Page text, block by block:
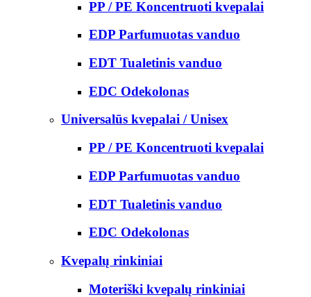
PP / PE Koncentruoti kvepalai
EDP Parfumuotas vanduo
EDT Tualetinis vanduo
EDC Odekolonas
Universalūs kvepalai / Unisex
PP / PE Koncentruoti kvepalai
EDP Parfumuotas vanduo
EDT Tualetinis vanduo
EDC Odekolonas
Kvepalų rinkiniai
Moteriški kvepalų rinkiniai